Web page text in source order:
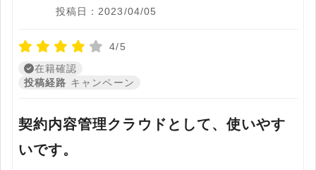
投稿日：2023/04/05
4/5
在籍確認
投稿経路 キャンペーン
契約内容管理クラウドとして、使いやす
いです。